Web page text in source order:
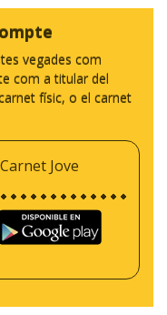
vegades com
com a titular del
físic, o el carnet
Jove